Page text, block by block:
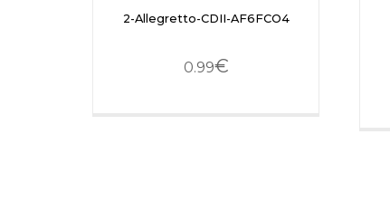
2-Allegretto-CDII-AF6FCO4
0.99€